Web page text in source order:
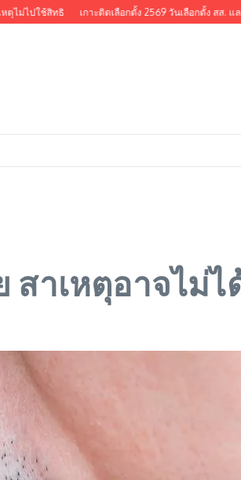
ไปใช้สิทธิ เกาะติดเลือกตั้ง 2569 วันเลือกตั้ง สส. และป
สาเหตุอาจไม่